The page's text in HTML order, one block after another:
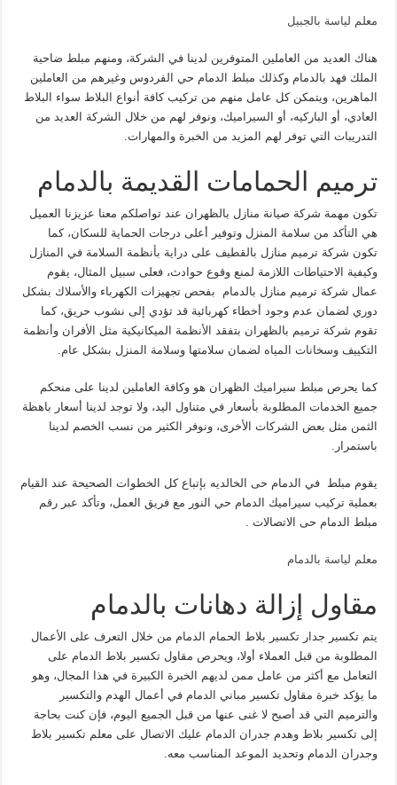
معلم لياسة بالجبيل
هناك العديد من العاملين المتوفرين لدينا في الشركة، ومنهم مبلط ضاحية
الملك فهد بالدمام وكذلك مبلط الدمام حي الفردوس وغيرهم من العاملين
الماهرين، ويتمكن كل عامل منهم من تركيب كافة أنواع البلاط سواء البلاط
العادي، أو الباركيه، أو السيراميك، ونوفر لهم من خلال الشركة العديد من
التدريبات التي توفر لهم المزيد من الخبرة والمهارات.
ترميم الحمامات القديمة بالدمام
تكون مهمة شركة صيانة منازل بالظهران عند تواصلكم معنا عزيزنا العميل
هي التأكد من سلامة المنزل وتوفير أعلى درجات الحماية للسكان، كما
تكون شركة ترميم منازل بالقطيف على دراية بأنظمة السلامة في المنازل
وكيفية الاحتياطات اللازمة لمنع وقوع حوادث، فعلى سبيل المثال، يقوم
عمال شركة ترميم منازل بالدمام بفحص تجهيزات الكهرباء والأسلاك بشكل
دوري لضمان عدم وجود أخطاء كهربائية قد تؤدي إلى نشوب حريق، كما
تقوم شركة ترميم بالظهران بتفقد الأنظمة الميكانيكية مثل الأفران وأنظمة
التكييف وسخانات المياه لضمان سلامتها وسلامة المنزل بشكل عام.
كما يحرص مبلط سيراميك الظهران هو وكافة العاملين لدينا على منحكم
جميع الخدمات المطلوبة بأسعار في متناول اليد، ولا توجد لدينا أسعار باهظة
الثمن مثل بعض الشركات الأخرى، ونوفر الكثير من نسب الخصم لدينا
باستمرار.
يقوم مبلط في الدمام حى الخالديه بإتباع كل الخطوات الصحيحة عند القيام
بعملية تركيب سيراميك الدمام حي النور مع فريق العمل، وتأكد عبر رقم
مبلط الدمام حى الاتصالات .
معلم لياسة بالدمام
مقاول إزالة دهانات بالدمام
يتم تكسير جدار تكسير بلاط الحمام الدمام من خلال التعرف على الأعمال
المطلوبة من قبل العملاء أولا، ويحرص مقاول تكسير بلاط الدمام على
التعامل مع أكثر من عامل ممن لديهم الخبرة الكبيرة في هذا المجال، وهو
ما يؤكد خبرة مقاول تكسير مباني الدمام في أعمال الهدم والتكسير
والترميم التي قد أصبح لا غنى عنها من قبل الجميع اليوم، فإن كنت بحاجة
إلى تكسير بلاط وهدم جدران الدمام عليك الاتصال على معلم تكسير بلاط
وجدران الدمام وتحديد الموعد المناسب معه.